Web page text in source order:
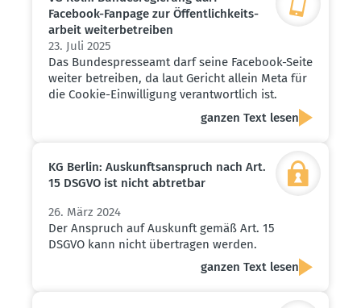
Facebook-Fanpage zur Öffent­lich­keits­
arbeit weiter­be­treiben
23. Juli 2025
Das Bundespresseamt darf seine Facebook-Seite
weiter betreiben, da laut Gericht allein Meta für
die Cookie-Einwilligung verantwortlich ist.
ganzen Text lesen
KG Berlin: Auskunfts­an­spruch nach Art.
15 DSGVO ist nicht abtretbar
26. März 2024
Der Anspruch auf Auskunft gemäß Art. 15
DSGVO kann nicht übertragen werden.
ganzen Text lesen